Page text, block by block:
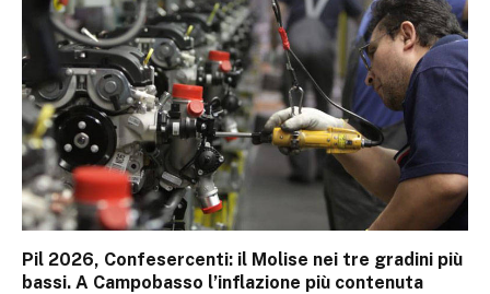
Pil 2026, Confesercenti: il Molise nei tre gradini più
bassi. A Campobasso l’inflazione più contenuta